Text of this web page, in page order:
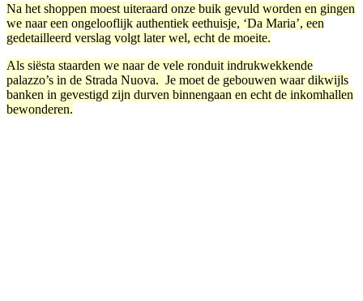
Na het shoppen moest uiteraard onze buik gevuld worden en gingen
we naar een ongelooflijk authentiek eethuisje, ‘Da Maria’, een
gedetailleerd verslag volgt later wel, echt de moeite.
Als siësta staarden we naar de vele ronduit indrukwekkende
palazzo’s in de Strada Nuova. Je moet de gebouwen waar dikwijls
banken in gevestigd zijn durven binnengaan en echt de inkomhallen
bewonderen.